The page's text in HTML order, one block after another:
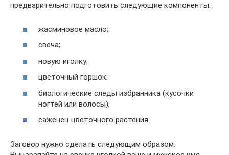
предварительно подготовить следующие компоненты:
жасминовое масло;
свеча;
новую иголку;
цветочный горшок;
биологические следы избранника (кусочки
ногтей или волосы);
саженец цветочного растения.
Заговор нужно сделать следующим образом.